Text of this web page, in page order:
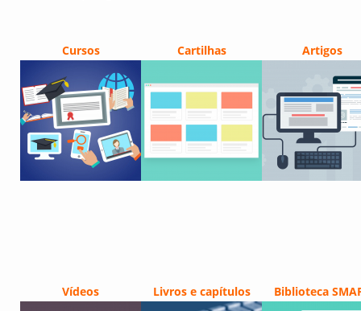
Cursos Cartilhas Artigos
Vídeos Livros e capítulos Biblioteca